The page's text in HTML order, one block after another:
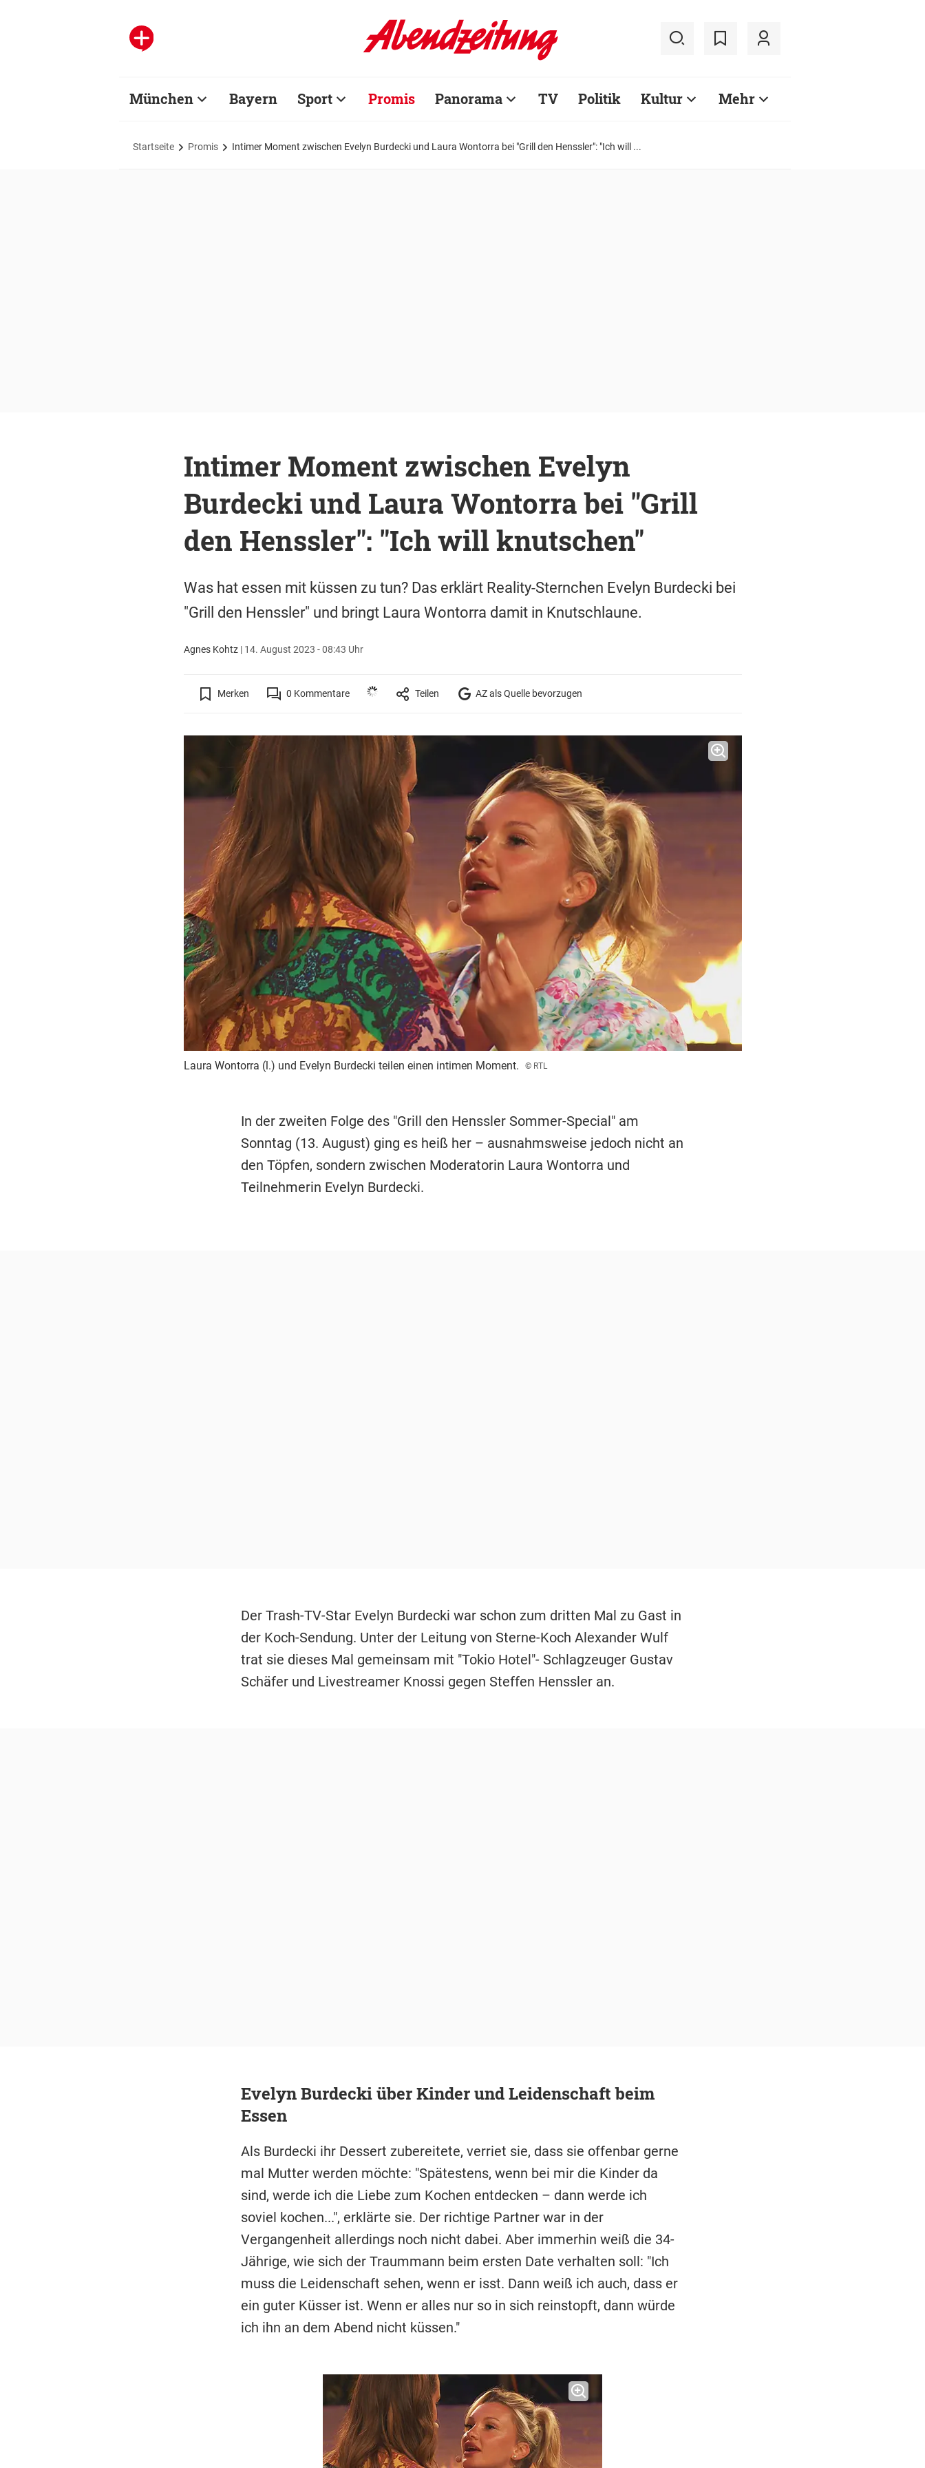
München Bayern Sport Promis Panorama TV Politik Kultur Mehr
Startseite Promis Intimer Moment zwischen Evelyn Burdecki und Laura Wontorra bei "Grill den Henssler": "Ich will ...
Intimer Moment zwischen Evelyn
Burdecki und Laura Wontorra bei "Grill
den Henssler": "Ich will knutschen"
Was hat essen mit küssen zu tun? Das erklärt Reality-Sternchen Evelyn Burdecki bei
"Grill den Henssler" und bringt Laura Wontorra damit in Knutschlaune.
Agnes Kohtz | 14. August 2023 - 08:43 Uhr
Merken 0 Kommentare Teilen AZ als Quelle bevorzugen
Laura Wontorra (l.) und Evelyn Burdecki teilen einen intimen Moment. © RTL
In der zweiten Folge des "Grill den Henssler Sommer-Special" am
Sonntag (13. August) ging es heiß her – ausnahmsweise jedoch nicht an
den Töpfen, sondern zwischen Moderatorin Laura Wontorra und
Teilnehmerin Evelyn Burdecki.
Der Trash-TV-Star Evelyn Burdecki war schon zum dritten Mal zu Gast in
der Koch-Sendung. Unter der Leitung von Sterne-Koch Alexander Wulf
trat sie dieses Mal gemeinsam mit "Tokio Hotel"- Schlagzeuger Gustav
Schäfer und Livestreamer Knossi gegen Steffen Henssler an.
Evelyn Burdecki über Kinder und Leidenschaft beim
Essen
Als Burdecki ihr Dessert zubereitete, verriet sie, dass sie offenbar gerne
mal Mutter werden möchte: "Spätestens, wenn bei mir die Kinder da
sind, werde ich die Liebe zum Kochen entdecken – dann werde ich
soviel kochen...", erklärte sie. Der richtige Partner war in der
Vergangenheit allerdings noch nicht dabei. Aber immerhin weiß die 34-
Jährige, wie sich der Traummann beim ersten Date verhalten soll: "Ich
muss die Leidenschaft sehen, wenn er isst. Dann weiß ich auch, dass er
ein guter Küsser ist. Wenn er alles nur so in sich reinstopft, dann würde
ich ihn an dem Abend nicht küssen."